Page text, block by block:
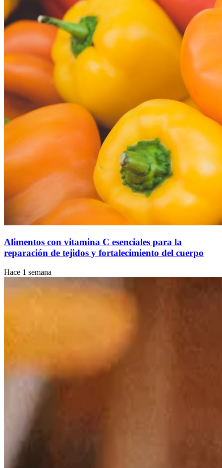
Alimentos con vitamina C esenciales para la
reparación de tejidos y fortalecimiento del cuerpo
Hace 1 semana